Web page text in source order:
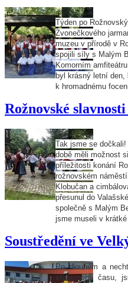
Týden po
Zvonečkového
muzeu v přírodě v
spojili síly s Malým
Komorním
byl krásný letní
k hromadnému
Rožnovské slavnosti
Tak jsme se
době měli možnost
příležitosti konání
rožnovském
Klobučan a
přesunul do
společně s Malým
jsme museli v
Soustředění ve
Po dlouhém a
stráveného času,